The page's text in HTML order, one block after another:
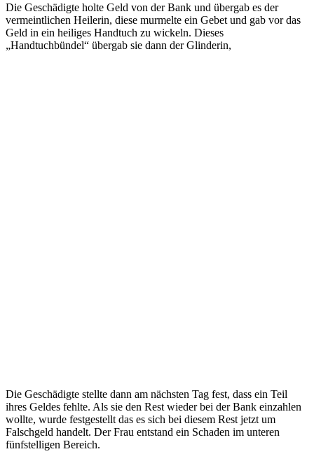
Die Geschädigte holte Geld von der Bank und übergab es der
vermeintlichen Heilerin, diese murmelte ein Gebet und gab vor das
Geld in ein heiliges Handtuch zu wickeln. Dieses
„Handtuchbündel“ übergab sie dann der Glinderin,
Die Geschädigte stellte dann am nächsten Tag fest, dass ein Teil
ihres Geldes fehlte. Als sie den Rest wieder bei der Bank einzahlen
wollte, wurde festgestellt das es sich bei diesem Rest jetzt um
Falschgeld handelt. Der Frau entstand ein Schaden im unteren
fünfstelligen Bereich.